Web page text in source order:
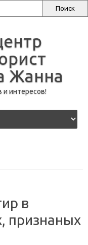
Жанна
и интересов!
в
признаных